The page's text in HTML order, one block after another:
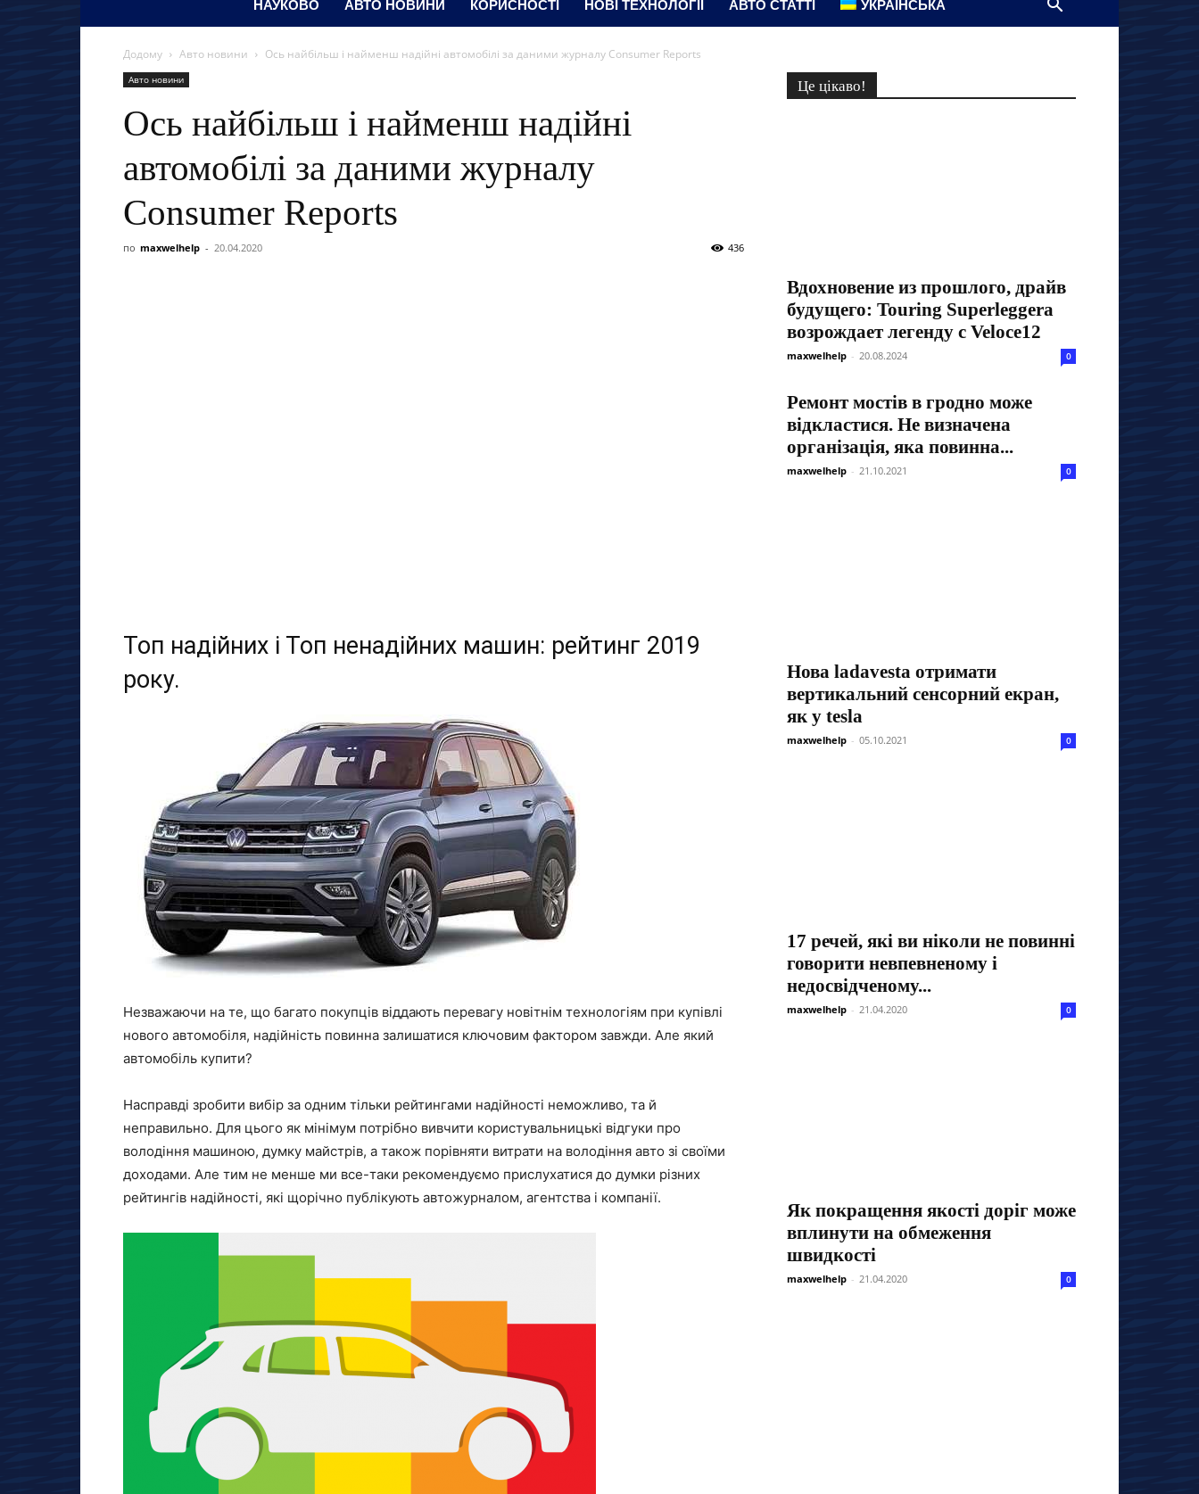
НАУКОВО АВТО НОВИНИ КОРИСНОСТІ НОВІ ТЕХНОЛОГІЇ АВТО СТАТТІ УКРАЇНСЬКА
Додому Авто новини Ось найбільш і найменш надійні автомобілі за даними журналу Consumer Reports
Авто новини
Ось найбільш і найменш надійні
автомобілі за даними журналу
Consumer Reports
по maxwelhelp - 20.04.2020 436
Топ надійних і Топ ненадійних машин: рейтинг 2019
року.
Незважаючи на те, що багато покупців віддають перевагу новітнім технологіям при купівлі
нового автомобіля, надійність повинна залишатися ключовим фактором завжди. Але який
автомобіль купити?
Насправді зробити вибір за одним тільки рейтингами надійності неможливо, та й
неправильно. Для цього як мінімум потрібно вивчити користувальницькі відгуки про
володіння машиною, думку майстрів, а також порівняти витрати на володіння авто зі своїми
доходами. Але тим не менше ми все-таки рекомендуємо прислухатися до думки різних
рейтингів надійності, які щорічно публікують автожурналом, агентства і компанії.
Це цікаво!
Вдохновение из прошлого, драйв
будущего: Touring Superleggera
возрождает легенду с Veloce12
maxwelhelp - 20.08.2024 0
Ремонт мостів в гродно може
відкластися. Не визначена
організація, яка повинна...
maxwelhelp - 21.10.2021 0
Нова ladavesta отримати
вертикальний сенсорний екран,
як у tesla
maxwelhelp - 05.10.2021 0
17 речей, які ви ніколи не повинні
говорити невпевненому і
недосвідченому...
maxwelhelp - 21.04.2020 0
Як покращення якості доріг може
вплинути на обмеження
швидкості
maxwelhelp - 21.04.2020 0